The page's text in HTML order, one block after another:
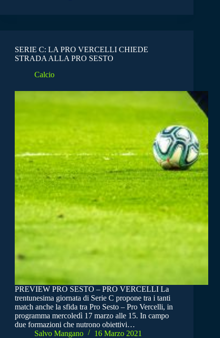
SERIE C: LA PRO VERCELLI CHIEDE
STRADA ALLA PRO SESTO
Calcio
PREVIEW PRO SESTO – PRO VERCELLI La
trentunesima giornata di Serie C propone tra i tanti
match anche la sfida tra Pro Sesto – Pro Vercelli, in
programma mercoledì 17 marzo alle 15. In campo
due formazioni che nutrono obiettivi…
Salvo Mangano
16 Marzo 2021